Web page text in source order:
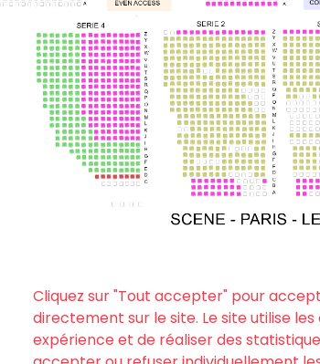
Cliquez sur "Tout accepter" pour
directement sur le site. Le site utilise
expérience et de réaliser des